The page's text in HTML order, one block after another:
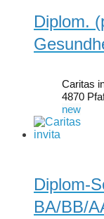
Diplom.
Caritas
4870
new
Diplom-
BA/BB/